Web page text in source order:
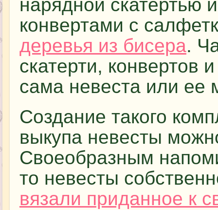
нарядной
конвертами с
деревья из бисера.
скатерти, конвертов
сама невеста или ее
Создание такого
выкупа невесты
Своеобразным
то невесты
вязали приданное к